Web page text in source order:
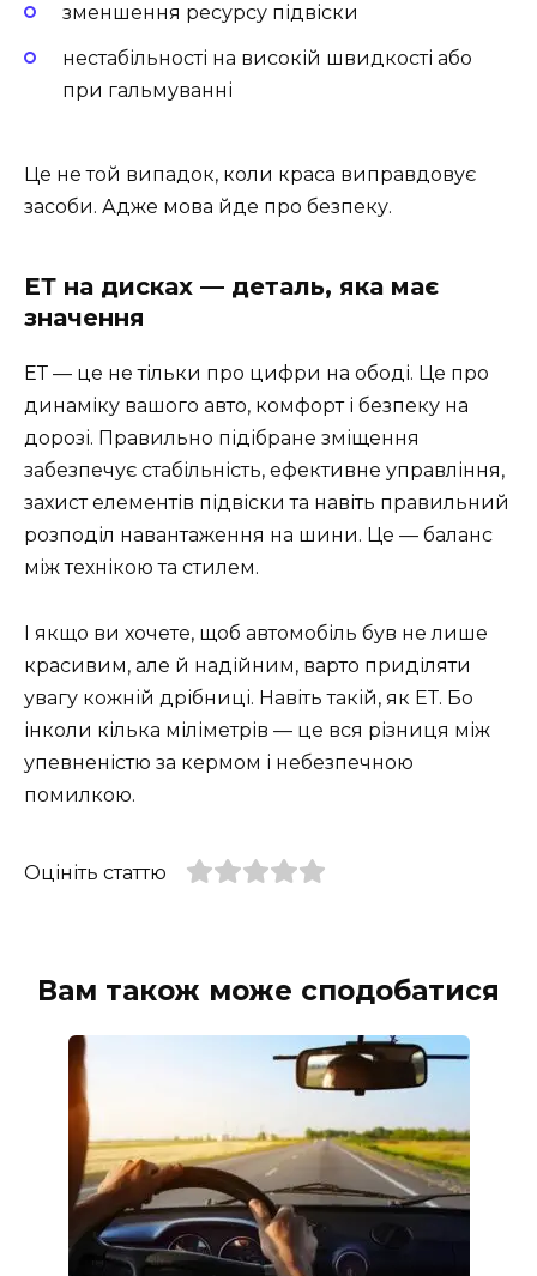
зменшення ресурсу підвіски
нестабільності на високій швидкості або
при гальмуванні
Це не той випадок, коли краса виправдовує
засоби. Адже мова йде про безпеку.
ЕТ на дисках — деталь, яка має
значення
ЕТ — це не тільки про цифри на ободі. Це про
динаміку вашого авто, комфорт і безпеку на
дорозі. Правильно підібране зміщення
забезпечує стабільність, ефективне управління,
захист елементів підвіски та навіть правильний
розподіл навантаження на шини. Це — баланс
між технікою та стилем.
І якщо ви хочете, щоб автомобіль був не лише
красивим, але й надійним, варто приділяти
увагу кожній дрібниці. Навіть такій, як ЕТ. Бо
інколи кілька міліметрів — це вся різниця між
упевненістю за кермом і небезпечною
помилкою.
Оцініть статтю
Вам також може сподобатися